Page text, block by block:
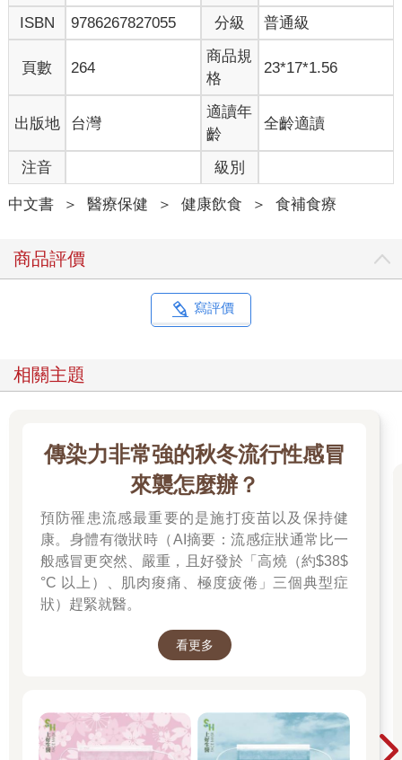
ISBN
9786267827055 分級 普通級
頁數 264
商品規
格
23*17*1.56
出版地 台灣
適讀年
齡
全齡適讀
注音 級別
中文書 ＞ 醫療保健 ＞ 健康飲食 ＞ 食補食療
商品評價
寫評價
相關主題
傳染力非常強的秋冬流行性感冒
來襲怎麼辦？
預防罹患流感最重要的是施打疫苗以及保持健
康。身體有徵狀時（AI摘要：流感症狀通常比一
般感冒更突然、嚴重，且好發於「高燒（約$38$
°C 以上）、肌肉痠痛、極度疲倦」三個典型症
狀）趕緊就醫。
看更多